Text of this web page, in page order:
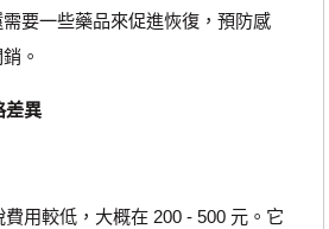
要一些藥品來促進恢復，預防感
。
差異
較低，大概在 200 - 500 元。它